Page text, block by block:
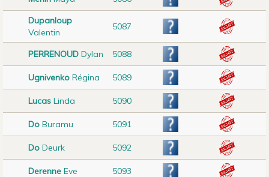
Dupanloup
Valentin
5087
PERRENOUD Dylan 5088
Ugnivenko Régina 5089
Lucas Linda 5090
Do Buramu 5091
Do Deurk 5092
Derenne Eve 5093